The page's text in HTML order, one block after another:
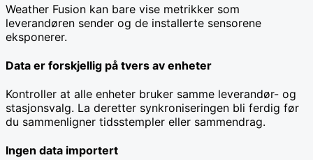
Weather Fusion kan bare vise metrikker som
leverandøren sender og de installerte sensorene
eksponerer.
Data er forskjellig på tvers av enheter
Kontroller at alle enheter bruker samme leverandør- og
stasjonsvalg. La deretter synkroniseringen bli ferdig før
du sammenligner tidsstempler eller sammendrag.
Ingen data importert